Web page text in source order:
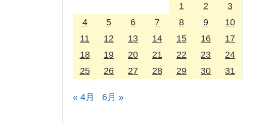
1 2
3
4
5 6 7 8 9
10
11
12 13 14 15 16
17
18
19 20 21 22 23
24
25
26 27 28 29 30 31
« 4月 6月 »